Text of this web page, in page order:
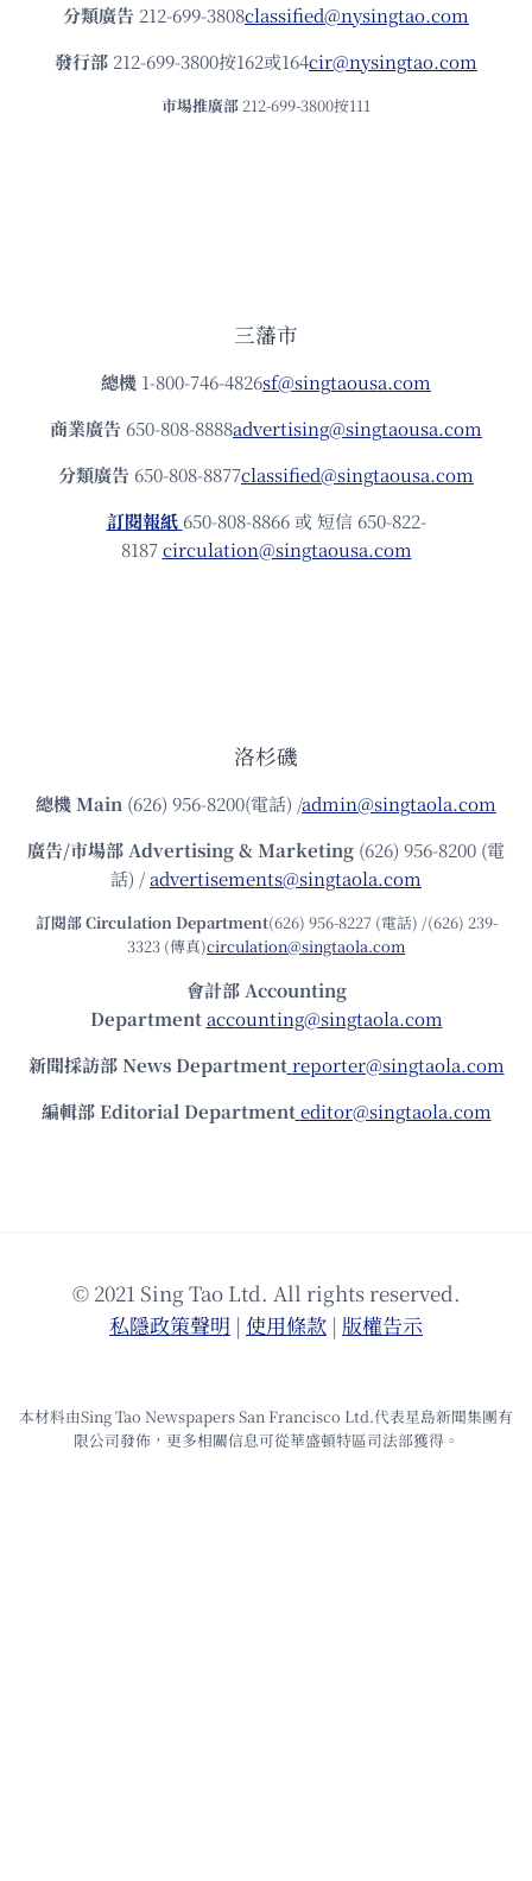
分類廣告 212-699-3808classified@nysingtao.com
發⾏部 212-699-3800按162或164cir@nysingtao.com
市場推廣部 212-699-3800按111
三藩市
總機 1-800-746-4826sf@singtaousa.com
商業廣告 650-808-8888advertising@singtaousa.com
分類廣告 650-808-8877classified@singtaousa.com
訂閱報紙 650-808-8866 或 短信 650-822-
8187circulation@singtaousa.com
洛杉磯
總機Main (626) 956-8200(電話) /admin@singtaola.com
廣告/市場部Advertising & Marketing (626) 956-8200 (電
話) /advertisements@singtaola.com
訂閱部 Circulation Department(626) 956-8227 (電話) /(626) 239-
3323 (傳真)circulation@singtaola.com
會計部 Accounting
Department accounting@singtaola.com
新聞採訪部 News Department reporter@singtaola.com
編輯部 Editorial Department editor@singtaola.com
© 2021 Sing Tao Ltd. All rights reserved.
私隱政策聲明 | 使⽤條款 | 版權告⽰
本材料由Sing Tao Newspapers San Francisco Ltd.代表星島新聞集團有
限公司發佈，更多相關信息可從華盛頓特區司法部獲得。